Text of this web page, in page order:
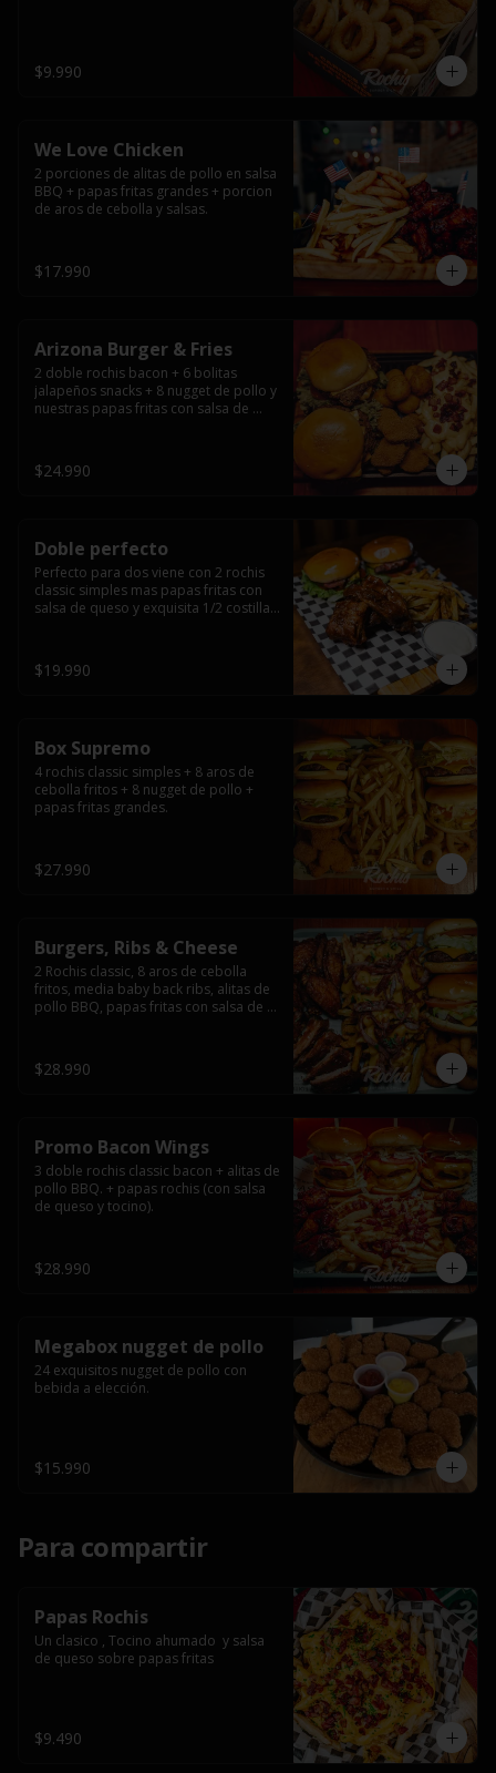
$9.990
We Love Chicken
2 porciones de alitas de pollo en salsa
BBQ + papas fritas grandes + porcion
de aros de cebolla y salsas.
$17.990
Arizona Burger & Fries
2 doble rochis bacon + 6 bolitas
jalapeños snacks + 8 nugget de pollo y
nuestras papas fritas con salsa de
$24.990
Doble perfecto
Perfecto para dos viene con 2 rochis
classic simples mas papas fritas con
salsa de queso y exquisita 1/2 costilla
$19.990
Box Supremo
4 rochis classic simples + 8 aros de
cebolla fritos + 8 nugget de pollo +
papas fritas grandes.
$27.990
Burgers, Ribs & Cheese
2 Rochis classic, 8 aros de cebolla
fritos, media baby back ribs, alitas de
pollo BBQ, papas fritas con salsa de
$28.990
Promo Bacon Wings
3 doble rochis classic bacon + alitas de
pollo BBQ. + papas rochis (con salsa
de queso y tocino).
$28.990
Megabox nugget de pollo
24 exquisitos nugget de pollo con
bebida a elección.
$15.990
Para compartir
Papas Rochis
Un clasico , Tocino ahumado  y salsa
de queso sobre papas fritas
$9.490